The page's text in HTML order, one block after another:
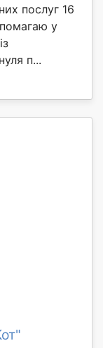
послуг 16
у
п...